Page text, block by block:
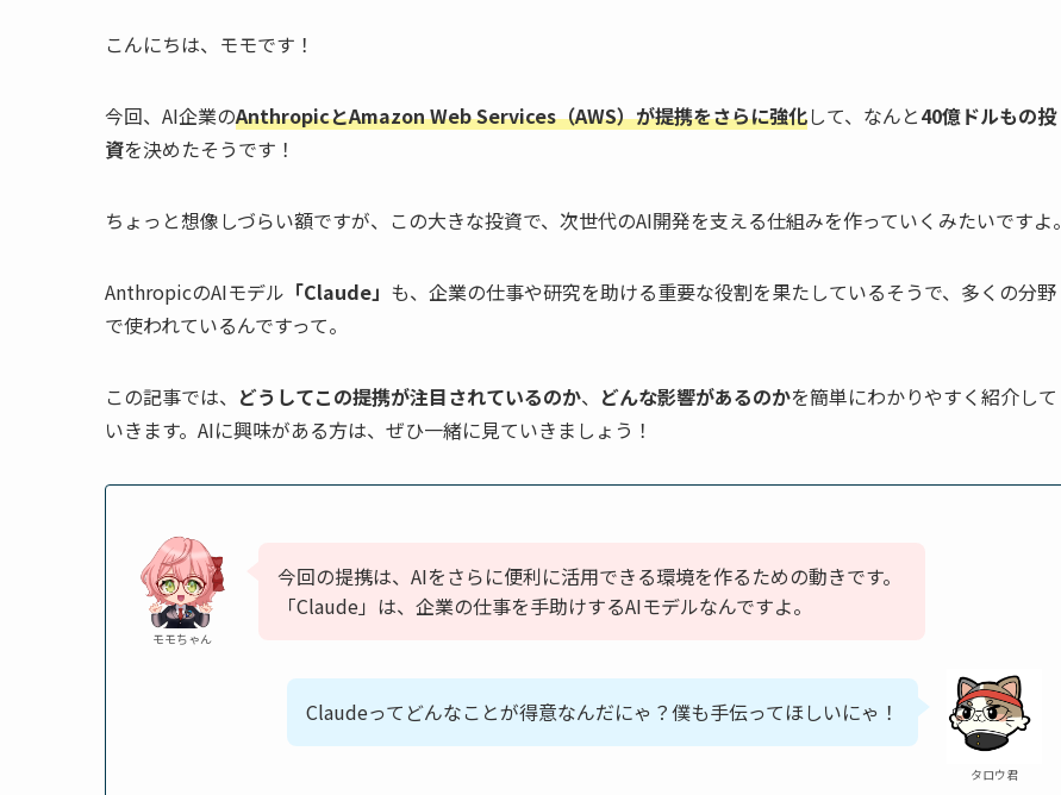
こんにちは、モモです！
今回、AI企業のAnthropicとAmazon Web Services（AWS）が提携をさらに強化して、なんと40億ドルもの投
資を決めたそうです！
ちょっと想像しづらい額ですが、この大きな投資で、次世代のAI開発を支える仕組みを作っていくみたいですよ。
AnthropicのAIモデル 「Claude」 も、企業の仕事や研究を助ける重要な役割を果たしているそうで、多くの分野
で使われているんですって。
この記事では、 どうしてこの提携が注目されているのか、 どんな影響があるのかを簡単にわかりやすく紹介して
いきます。AIに興味がある方は、ぜひ一緒に見ていきましょう！
モモちゃん
今回の提携は、AIをさらに便利に活用できる環境を作るための動きです。
「Claude」は、企業の仕事を手助けするAIモデルなんですよ。
タロウ君
Claudeってどんなことが得意なんだにゃ？僕も手伝ってほしいにゃ！